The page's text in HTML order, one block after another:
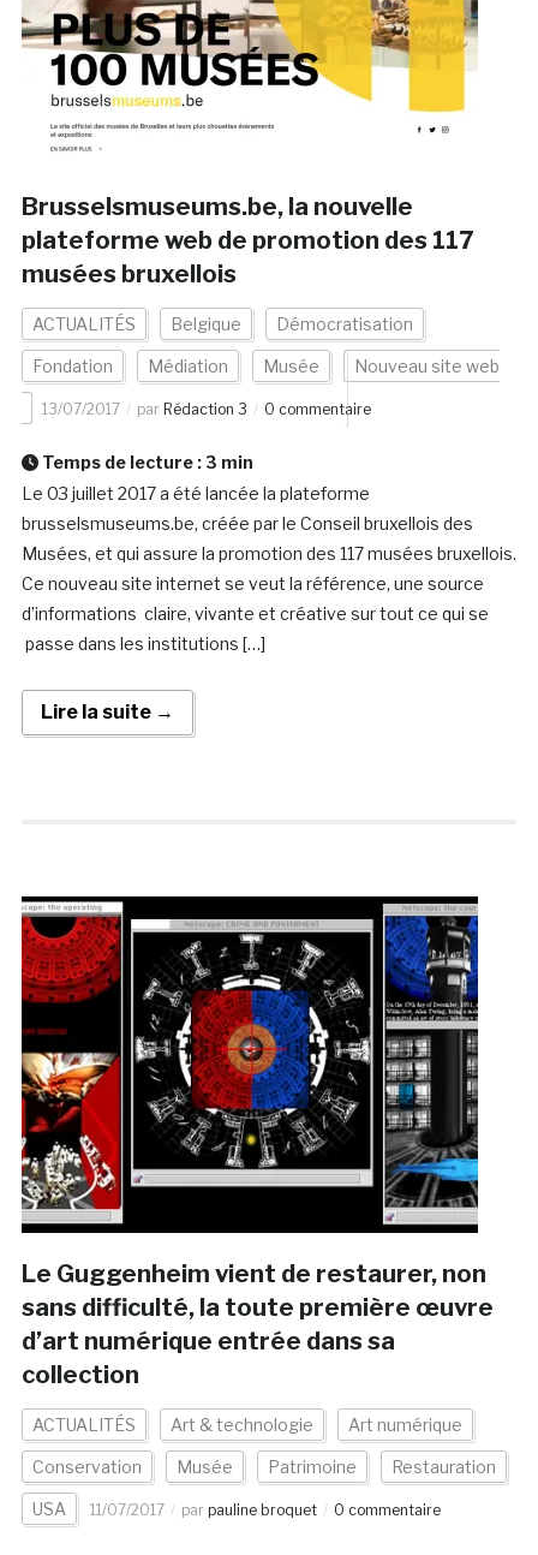
Brusselsmuseums.be, la nouvelle
plateforme web de promotion des 117
musées bruxellois
ACTUALITÉS Belgique Démocratisation
Fondation Médiation Musée Nouveau site web
13/07/2017 par Rédaction 3 0 commentaire
Temps de lecture : 3 min
Le 03 juillet 2017 a été lancée la plateforme
brusselsmuseums.be, créée par le Conseil bruxellois des
Musées, et qui assure la promotion des 117 musées bruxellois.
Ce nouveau site internet se veut la référence, une source
d’informations claire, vivante et créative sur tout ce qui se
passe dans les institutions […]
Lire la suite →
Le Guggenheim vient de restaurer, non
sans difficulté, la toute première œuvre
d’art numérique entrée dans sa
collection
ACTUALITÉS Art & technologie Art numérique
Conservation Musée Patrimoine Restauration
USA 11/07/2017 par pauline broquet 0 commentaire